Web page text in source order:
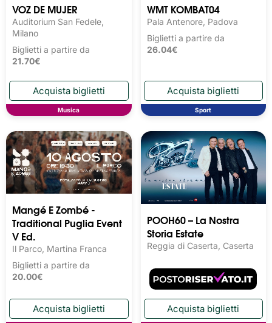
VOZ DE MUJER
Auditorium San Fedele,
Milano
Biglietti a partire da
21.70€
Musica
WMT KOMBAT04
Pala Antenore, Padova
Biglietti a partire da
26.04€
Sport
Mangé E Zombé -
Traditional Puglia Event
V Ed.
Il Parco, Martina Franca
Biglietti a partire da
20.00€
POOH60 – La Nostra
Storia Estate
Reggia di Caserta, Caserta